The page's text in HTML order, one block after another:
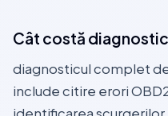
Cât costă
diagnosticul complet de
include citire erori